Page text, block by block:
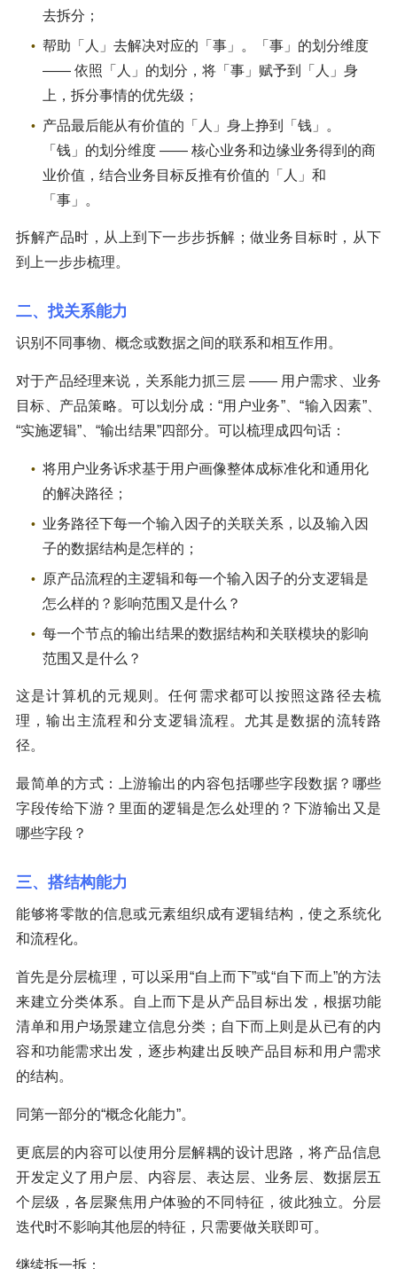
去拆分；
帮助「人」去解决对应的「事」。「事」的划分维度
—— 依照「人」的划分，将「事」赋予到「人」身
上，拆分事情的优先级；
产品最后能从有价值的「人」身上挣到「钱」。
「钱」的划分维度 —— 核心业务和边缘业务得到的商
业价值，结合业务目标反推有价值的「人」和
「事」。
拆解产品时，从上到下一步步拆解；做业务目标时，从下
到上一步步梳理。
二、找关系能力
识别不同事物、概念或数据之间的联系和相互作用。
对于产品经理来说，关系能力抓三层 —— 用户需求、业务
目标、产品策略。可以划分成：“用户业务”、“输入因素”、
“实施逻辑”、“输出结果”四部分。可以梳理成四句话：
将用户业务诉求基于用户画像整体成标准化和通用化
的解决路径；
业务路径下每一个输入因子的关联关系，以及输入因
子的数据结构是怎样的；
原产品流程的主逻辑和每一个输入因子的分支逻辑是
怎么样的？影响范围又是什么？
每一个节点的输出结果的数据结构和关联模块的影响
范围又是什么？
这是计算机的元规则。任何需求都可以按照这路径去梳
理，输出主流程和分支逻辑流程。尤其是数据的流转路
径。
最简单的方式：上游输出的内容包括哪些字段数据？哪些
字段传给下游？里面的逻辑是怎么处理的？下游输出又是
哪些字段？
三、搭结构能力
能够将零散的信息或元素组织成有逻辑结构，使之系统化
和流程化。
首先是分层梳理，可以采用“自上而下”或“自下而上”的方法
来建立分类体系。自上而下是从产品目标出发，根据功能
清单和用户场景建立信息分类；自下而上则是从已有的内
容和功能需求出发，逐步构建出反映产品目标和用户需求
的结构。
同第一部分的“概念化能力”。
更底层的内容可以使用分层解耦的设计思路，将产品信息
开发定义了用户层、内容层、表达层、业务层、数据层五
个层级，各层聚焦用户体验的不同特征，彼此独立。分层
迭代时不影响其他层的特征，只需要做关联即可。
继续拆一拆：